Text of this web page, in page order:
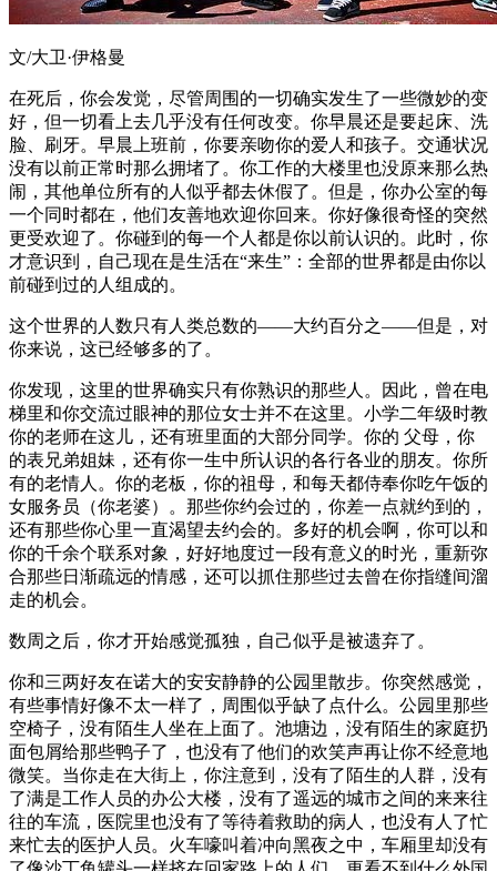
文/大卫·伊格曼
在死后，你会发觉，尽管周围的一切确实发生了一些微妙的变
好，但一切看上去几乎没有任何改变。你早晨还是要起床、洗
脸、刷牙。早晨上班前，你要亲吻你的爱人和孩子。交通状况
没有以前正常时那么拥堵了。你工作的大楼里也没原来那么热
闹，其他单位所有的人似乎都去休假了。但是，你办公室的每
一个同时都在，他们友善地欢迎你回来。你好像很奇怪的突然
更受欢迎了。你碰到的每一个人都是你以前认识的。此时，你
才意识到，自己现在是生活在“来生”：全部的世界都是由你以
前碰到过的人组成的。
这个世界的人数只有人类总数的——大约百分之——但是，对
你来说，这已经够多的了。
你发现，这里的世界确实只有你熟识的那些人。因此，曾在电
梯里和你交流过眼神的那位女士并不在这里。小学二年级时教
你的老师在这儿，还有班里面的大部分同学。你的 父母，你
的表兄弟姐妹，还有你一生中所认识的各行各业的朋友。你所
有的老情人。你的老板，你的祖母，和每天都侍奉你吃午饭的
女服务员（你老婆）。那些你约会过的，你差一点就约到的，
还有那些你心里一直渴望去约会的。多好的机会啊，你可以和
你的千余个联系对象，好好地度过一段有意义的时光，重新弥
合那些日渐疏远的情感，还可以抓住那些过去曾在你指缝间溜
走的机会。
数周之后，你才开始感觉孤独，自己似乎是被遗弃了。
你和三两好友在诺大的安安静静的公园里散步。你突然感觉，
有些事情好像不太一样了，周围似乎缺了点什么。公园里那些
空椅子，没有陌生人坐在上面了。池塘边，没有陌生的家庭扔
面包屑给那些鸭子了，也没有了他们的欢笑声再让你不经意地
微笑。当你走在大街上，你注意到，没有了陌生的人群，没有
了满是工作人员的办公大楼，没有了遥远的城市之间的来来往
往的车流，医院里也没有了等待着救助的病人，也没有人了忙
来忙去的医护人员。火车嚎叫着冲向黑夜之中，车厢里却没有